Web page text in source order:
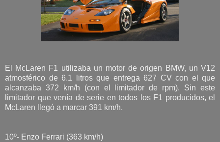
El McLaren F1 utilizaba un motor de origen BMW, un V12
atmosférico de 6.1 litros que entrega 627 CV con el que
alcanzaba 372 km/h (con el limitador de rpm). Sin este
limitador que venía de serie en todos los F1 producidos, el
McLaren llegó a marcar 391 km/h.
10º- Enzo Ferrari (363 km/h)